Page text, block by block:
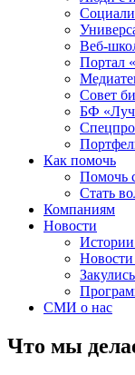
Веб-
Портал
Совет
БФ
Как помочь
Помочь
Стать
Компаниям
Новости
Истории
Новости
СМИ о нас
Что мы